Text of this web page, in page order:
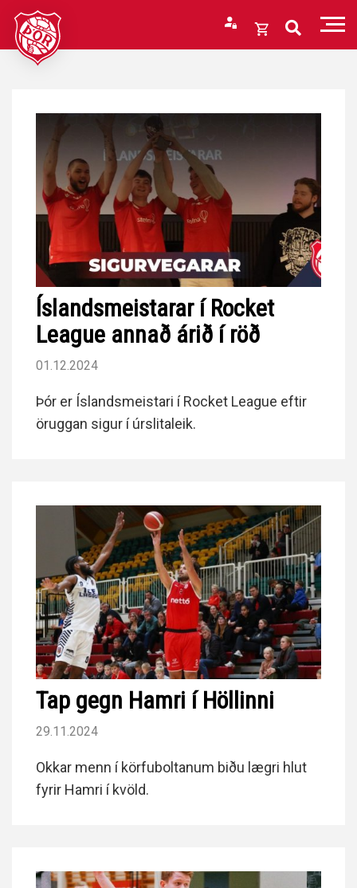
Fara
efni
Opna
Karfan er tóm.
Íslandsmeistarar í Rocket
League annað árið í röð
01.12.2024
Þór er Íslandsmeistari í Rocket League eftir
öruggan sigur í úrslitaleik.
Tap gegn Hamri í Höllinni
29.11.2024
Okkar menn í körfuboltanum biðu lægri hlut
fyrir Hamri í kvöld.